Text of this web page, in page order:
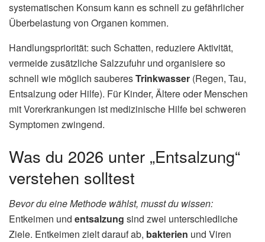
systematischen Konsum kann es schnell zu gefährlicher
Überbelastung von Organen kommen.
Handlungspriorität: such Schatten, reduziere Aktivität,
vermeide zusätzliche Salzzufuhr und organisiere so
schnell wie möglich sauberesTrinkwasser (Regen, Tau,
Entsalzung oder Hilfe). Für Kinder, Ältere oder Menschen
mit Vorerkrankungen ist medizinische Hilfe bei schweren
Symptomen zwingend.
Was du 2026 unter „Entsalzung“
verstehen solltest
Bevor du eine Methode wählst, musst du wissen:
Entkeimen und entsalzung sind zwei unterschiedliche
Ziele. Entkeimen zielt darauf ab, bakterien und Viren